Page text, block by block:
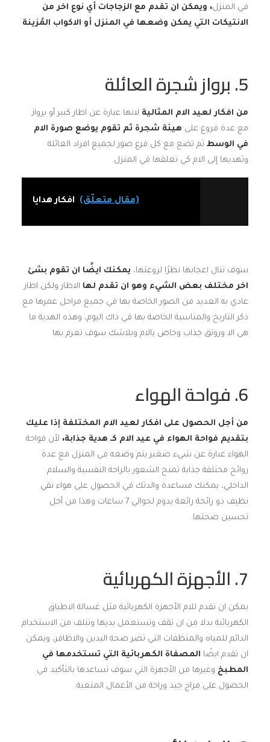
في المنزل، ويمكن ان تقدم مع الزجاجات أي نوع اخر من
الانتيكات التي يمكن وضعها في المنزل أو الاكواب المُزينة
5. برواز شجرة العائلة
من افكار لعيد الام المثالية لانها عبارة عن اطار كبير أو برواز
مع عدة فروع على هيئة شجرة ثم تقوم يوضع صورة الام
في الوسط ثم تضع مع كل فرع صور لجميع افراد العائلة
وتهديها إلى الام كي تعلقها في المنزل.
(مقال متعلّق) افكار هدايا
سوف تنال اعجابها نظرًا لروعتها، يمكنك ايضًا ان تقوم بشئ
اخر مختلف بعض الشيء وهو ان تقدم لها الاطار ولكن اطار
عادي به العديد من الصور الخاصة بها في جميع مراحل عمرها مع
ذكر التاريخ والمناسبة الخاصة بها في ذاك اليوم، وهذه الهدية ما
هي الا ورونق جذاب وخاص بالام وبلاشك سوف تغرم بها
6. فواحة الهواء
من أجل الحصول على افكار لعيد الام المختلفة إذا عليك
بتقديم فواحة الهواء في عيد الام كـ هدية جذابة، لأن فواحة
الهواء عبارة عن شيء صغير يتم وضعه في المنزل مع عدة
روائح مختلفة جذابة تمنح الشعور بالراحة النفسية والسلام
الداخلي، يمكنك مساعدة والدتك في الحصول على هواء نقي
نظيف ذو رائحة رائعة يدوم لحوالي 7 ساعات وهذا من أجل
تحسين صحتها.
7. الأجهزة الكهربائية
يمكن ان تقدم للام الأجهزة الكهربائية مثل غسالة الاطباق
الكهربائية بدلا من ان تقف وتستعمل يديها وتتلف من الاستخدام
الدائم للمياه والمنظفات التي تضر صحة اليدين والاظافر، ويمكن
ان تقدم ايضًا المصفاة الكهربائية التي تستخدمها في
المطبخ وغيرها من الأجهزة التي سوف تساعدها بالتأكيد في
الحصول على مزاج جيد وراحة من الأعمال المتعبة.